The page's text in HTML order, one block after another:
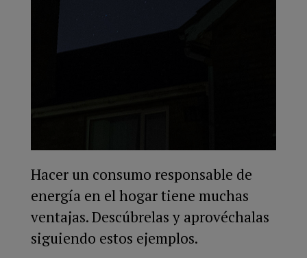
Hacer un consumo responsable de
energía en el hogar tiene muchas
ventajas. Descúbrelas y aprovéchalas
siguiendo estos ejemplos.